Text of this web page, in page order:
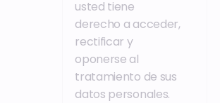
usted tiene
derecho a acceder,
rectificar y
oponerse al
tratamiento de sus
datos personales.